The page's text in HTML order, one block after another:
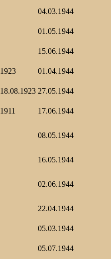
04.03.1944
01.05.1944
15.06.1944
1923 01.04.1944
18.08.1923 27.05.1944
1911 17.06.1944
08.05.1944
16.05.1944
02.06.1944
22.04.1944
05.03.1944
05.07.1944